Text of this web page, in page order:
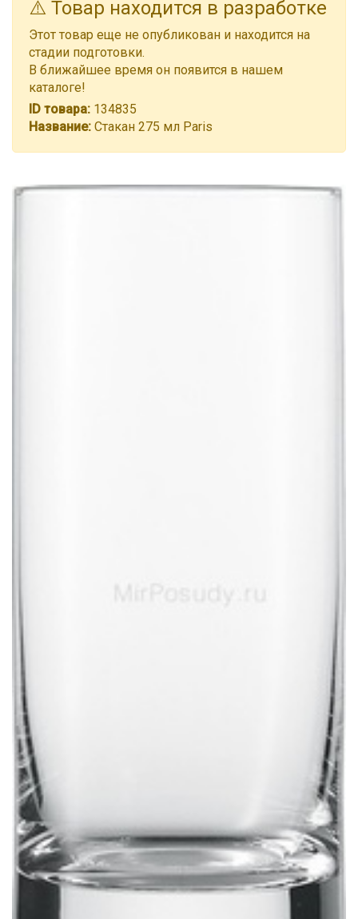
⚠️ Товар находится в разработке
Этот товар еще не опубликован и находится на
стадии подготовки.
В ближайшее время он появится в нашем
каталоге!
ID товара: 134835
Название: Стакан 275 мл Paris